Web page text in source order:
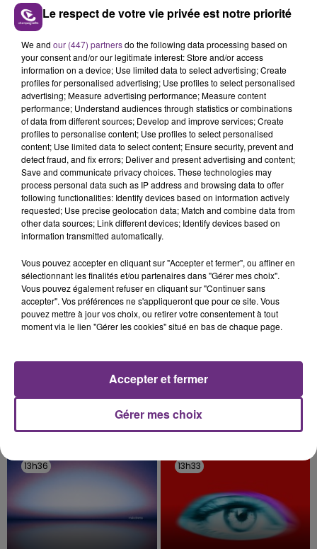
Cela fait déjà une semaine que la centrale
nucléaire ardennaise est à l'arrêt. Une situation
justifiée par la sécheresse intense qui est toujours
présente.
LE MAGASIN JOUÉCLUB DE REIMS FERME
SES PORTES
C'était l'une des institutions du centre-ville
rémois. Le magasin JouéClub est contraint de
fermer ses portes.
TITRES DIFFUSÉS
13h42
13h42
Est-Ce Que Tu M'aimes ?
13h39
13h39
New Religion
13h36
13h36 13h33
13h33
Le respect de votre vie privée est notre priorité
We and our (447) partnersdo the following data processing based on
your consent and/or our legitimate interest: Store and/or access
information on a device; Use limited data to select advertising; Create
profiles for personalised advertising; Use profiles to select personalised
advertising; Measure advertising performance; Measure content
performance; Understand audiences through statistics or combinations
of data from different sources; Develop and improve services; Create
profiles to personalise content; Use profiles to select personalised
content; Use limited data to select content; Ensure security, prevent and
detect fraud, and fix errors; Deliver and present advertising and content;
Save and communicate privacy choices. These technologies may
process personal data such as IP address and browsing data to offer
following functionalities: Identify devices based on information actively
requested; Use precise geolocation data; Match and combine data from
other data sources; Link different devices; Identify devices based on
information transmitted automatically.
Vous pouvez accepter en cliquant sur "Accepter et fermer", ou affiner en
sélectionnant les finalités et/ou partenaires dans "Gérer mes choix".
Vous pouvez également refuser en cliquant sur "Continuer sans
accepter". Vos préférences ne s'appliqueront que pour ce site. Vous
pouvez mettre à jour vos choix, ou retirer votre consentement à tout
moment via le lien "Gérer les cookies" situé en bas de chaque page.
Gérer mes choix
Accepter et fermer